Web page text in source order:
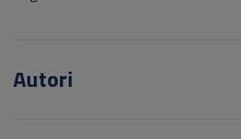
Autori